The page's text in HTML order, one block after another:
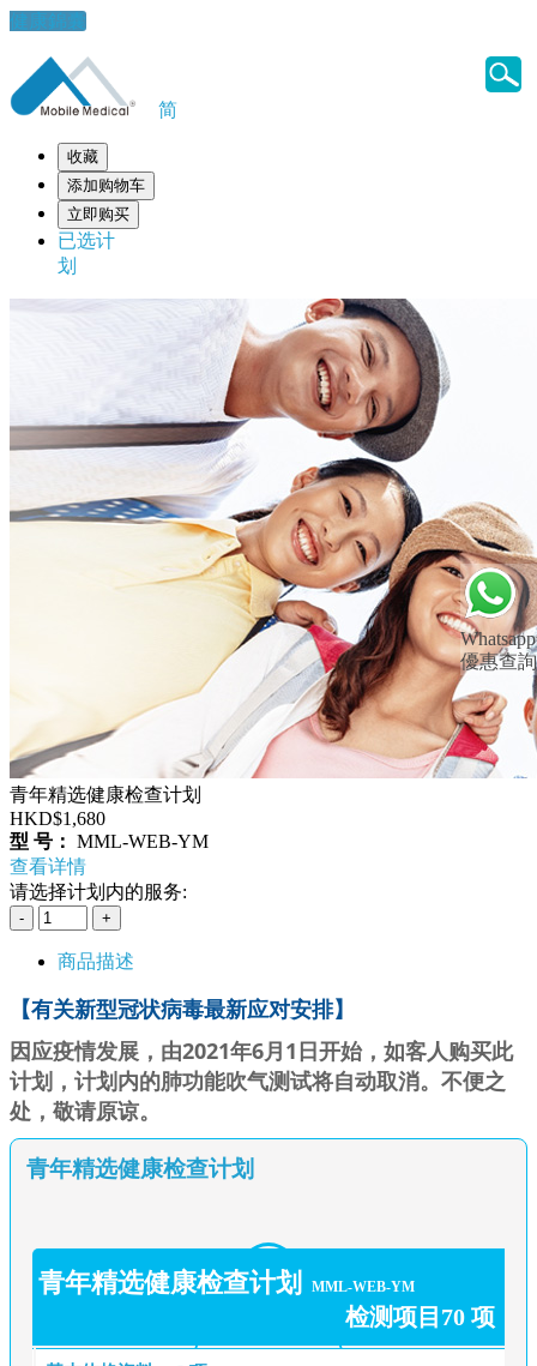
健康錦囊
Whatsapp
優惠查詢
简
收藏
添加购物车
立即购买
已选计
划
青年精选健康检查计划
HKD$1,680
型 号： MML-WEB-YM
查看详情
请选择计划内的服务:
商品描述
【有关新型冠状病毒最新应对安排】
因应疫情发展，由2021年6月1日开始，如客人购买此
计划，计划内的肺功能吹气测试将自动取消。不便之
处，敬请原谅。
青年精选健康检查计划
青年精选健康检查计划 MML-WEB-YM
检测项目70 项